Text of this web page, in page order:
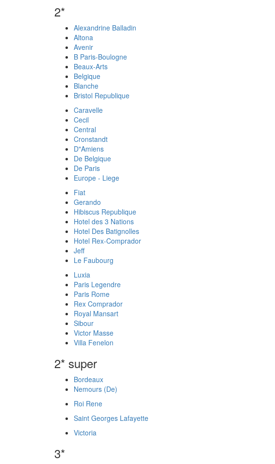
2*
Alexandrine Balladin
Altona
Avenir
B Paris-Boulogne
Beaux-Arts
Belgique
Blanche
Bristol Republique
Caravelle
Cecil
Central
Cronstandt
D"Amiens
De Belgique
De Paris
Europe - Liege
Fiat
Gerando
Hibiscus Republique
Hotel des 3 Nations
Hotel Des Batignolles
Hotel Rex-Comprador
Jeff
Le Faubourg
Luxia
Paris Legendre
Paris Rome
Rex Comprador
Royal Mansart
Sibour
Victor Masse
Villa Fenelon
2* super
Bordeaux
Nemours (De)
Roi Rene
Saint Georges Lafayette
Victoria
3*